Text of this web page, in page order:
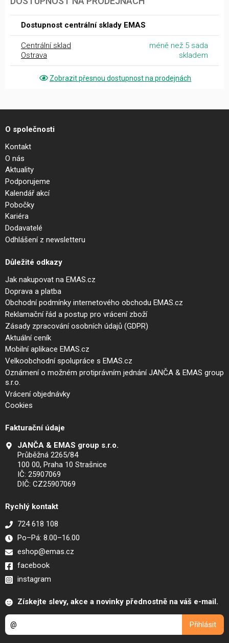
Dostupnost centrální sklady EMAS
Centrální sklad
Ostrava
méně než 5 sada
skladem
Zobrazit přesnou dostupnost na prodejnách
O společnosti
Kontakt
O nás
Aktuality
Podporujeme
Kalendář akcí
Pobočky
Kariéra
Dodavatelé
Odhlášení z newsletteru
Důležité odkazy
Jak nakupovat na EMAS.cz
Doprava a platba
Obchodní podmínky internetového obchodu EMAS.cz
Reklamační řád a postup pro vrácení zboží
Zásady zpracování osobních údajů (GDPR)
Aktuální ceník
Mobilní aplikace EMAS.cz
Velkoobchodní spolupráce s EMAS.cz
Oznámení o možném protiprávním jednání JANČA & EMAS group
s.r.o.
Vrácení objednávky
Cookies
Fakturační údaje
JANČA & EMAS group s.r.o.
Průběžná 2265/84
100 00, Praha 10 Strašnice
IČ: 25907069
DIČ: CZ25907069
Rychlý kontakt
724 618 108
Po–Pá: 8.00–16.00
eshop@emas.cz
facebook
instagram
Získejte slevy, akce a novinky přednostně na váš e-mail.